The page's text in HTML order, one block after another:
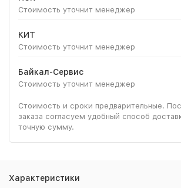
Стоимость уточнит менеджер
КИТ
Стоимость уточнит менеджер
Байкал-Сервис
Стоимость уточнит менеджер
Стоимость и сроки предварительные.
заказа согласуем удобный способ
точную сумму.
Характеристики